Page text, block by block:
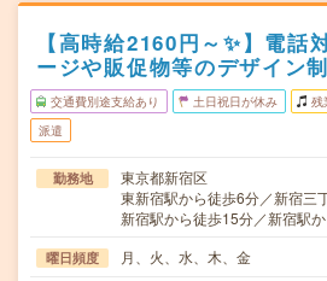
【高時給2160円～✨】電話
ージや販促物等のデザイン
交通費別途支給あり 土日祝日が休み 残
派遣
勤務地
東京都新宿区
東新宿駅から徒歩6分／新宿三
新宿駅から徒歩15分／新宿駅
曜日頻度 月、火、水、木、金